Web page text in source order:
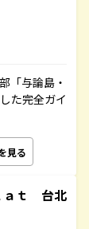
「与論島・
た完全ガイ
見る
ａｔ 台北